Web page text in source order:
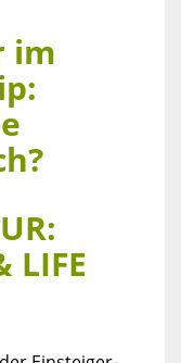
im
LIFE